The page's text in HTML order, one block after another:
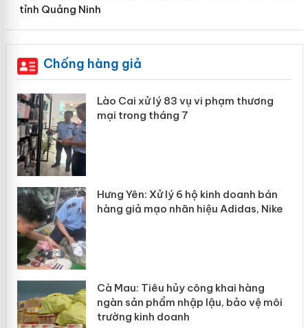
tỉnh Quảng Ninh
Chống hàng giả
Lào Cai xử lý 83 vụ vi phạm thương
mại trong tháng 7
Hưng Yên: Xử lý 6 hộ kinh doanh bán
hàng giả mạo nhãn hiệu Adidas, Nike
Cà Mau: Tiêu hủy công khai hàng
ngàn sản phẩm nhập lậu, bảo vệ môi
trường kinh doanh